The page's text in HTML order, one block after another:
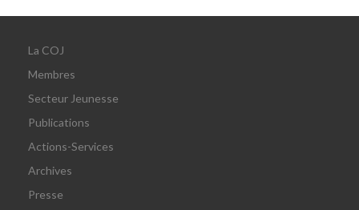
La COJ
Membres
Secteur Jeunesse
Publications
Actions-Services
Archives
Presse